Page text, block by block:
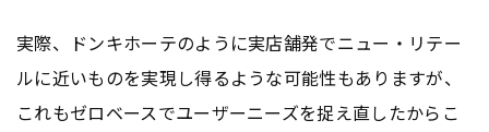
実際、ドンキホーテのように実店舗発でニュー・リテー
ルに近いものを実現し得るような可能性もありますが、
これもゼロベースでユーザーニーズを捉え直したからこ